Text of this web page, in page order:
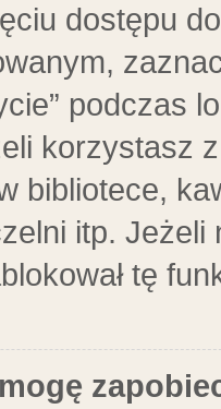
dostępu
podczas
korzystasz
bibliotece,
itp.
tę